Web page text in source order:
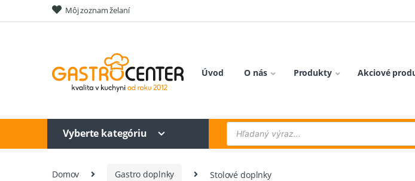
to
to
Môj zoznam želaní
Úvod O nás Produkty Akciové
Vyberte kategóriu
Products
search
Domov Gastro doplnky Stolové doplnky